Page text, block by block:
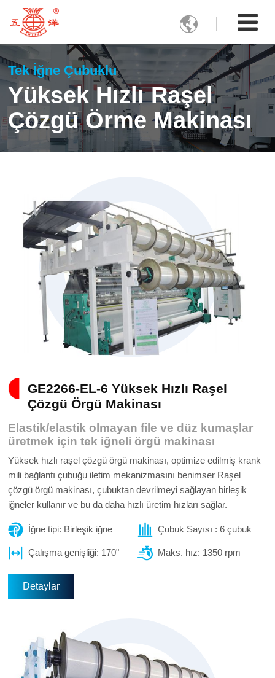

Tek İğne Çubuklu
Yüksek Hızlı Raşel
Çözgü Örme Makinası
GE2266-EL-6 Yüksek Hızlı Raşel
Çözgü Örgü Makinası
Elastik/elastik olmayan file ve düz kumaşlar
üretmek için tek iğneli örgü makinası
Yüksek hızlı raşel çözgü örgü makinası, optimize edilmiş krank
mili bağlantı çubuğu iletim mekanizmasını benimser Raşel
çözgü örgü makinası, çubuktan devrilmeyi sağlayan birleşik
iğneler kullanır ve bu da daha hızlı üretim hızları sağlar.
İğne tipi: Birleşik iğne Çubuk Sayısı : 6 çubuk
Çalışma genişliği: 170" Maks. hız: 1350 rpm
Detaylar